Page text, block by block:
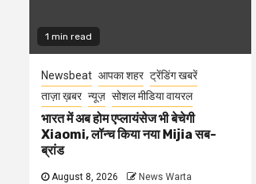
1 min read
Newsbeat आपका शहर ट्रेंडिंग खबरें
ताज़ा ख़बर न्यूज़ सोशल मीडिया वायरल
भारत में अब होम एप्लायंसेज भी बेचेगी
Xiaomi, लॉन्च किया नया Mijia सब-
ब्रांड
August 8, 2026 News Warta